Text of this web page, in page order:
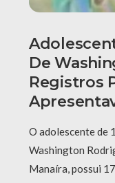
De
Registros
O adolescente de
Washington
Manaíra, possui